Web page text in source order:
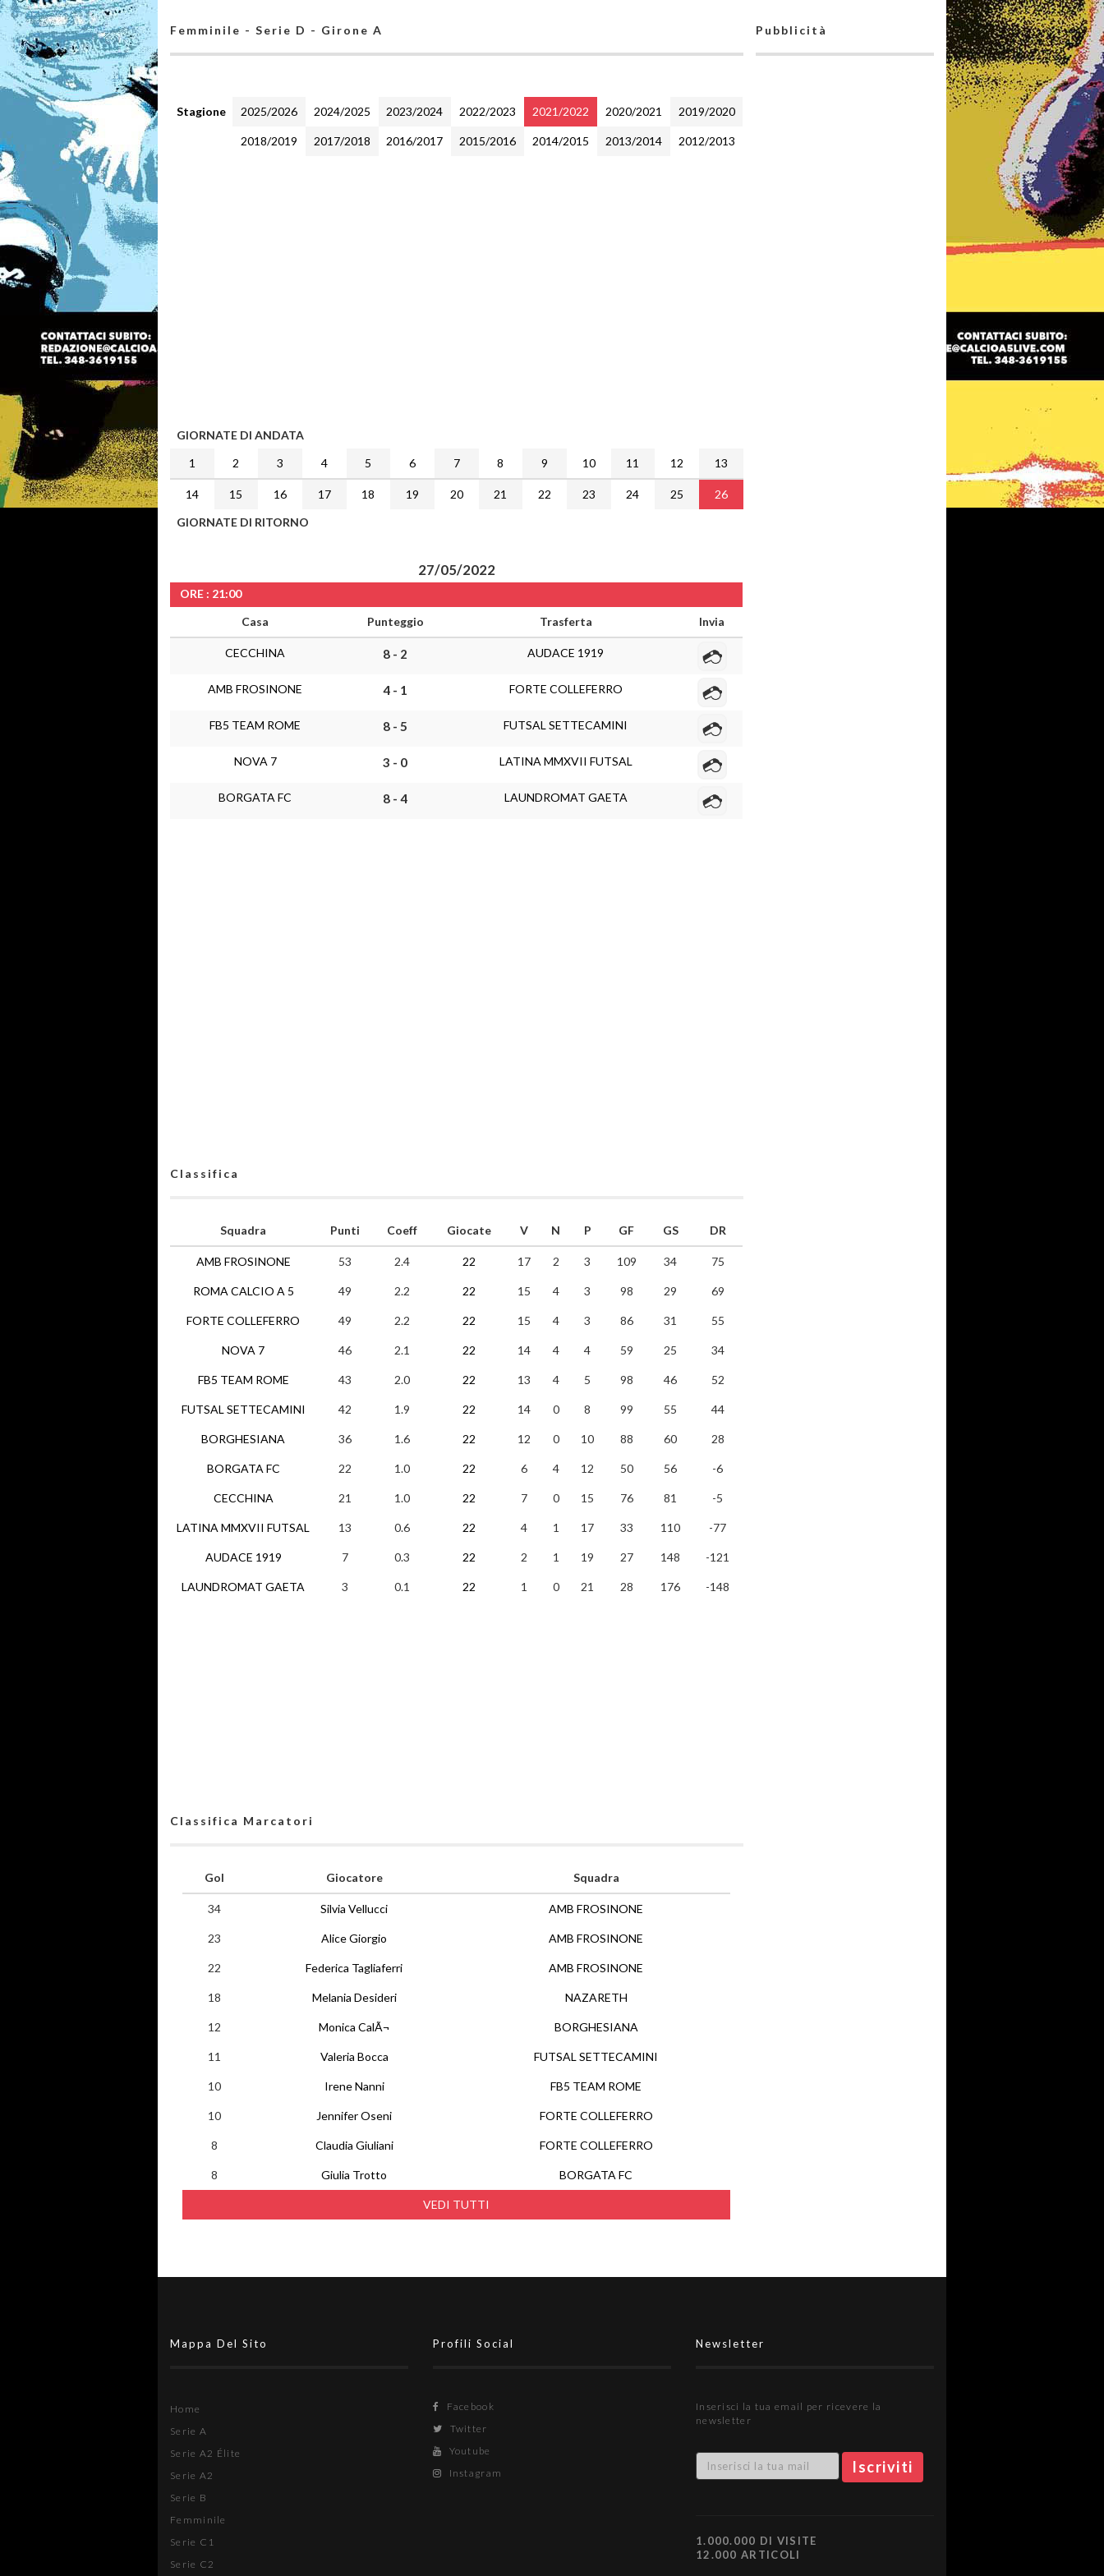
Femminile - Serie D - Girone A
Stagione 2025/2026 2024/2025 2023/2024 2022/2023 2021/2022 2020/2021 2019/2020
2018/2019 2017/2018 2016/2017 2015/2016 2014/2015 2013/2014 2012/2013
GIORNATE DI ANDATA
1
2 3 4 5 6 7 8 9 10 11 12 13
14 15 16 17 18 19 20 21 22 23 24 25
26
GIORNATE DI RITORNO
27/05/2022
ORE : 21:00
Casa
Punteggio Trasferta Invia
CECCHINA 8 - 2 AUDACE 1919
AMB FROSINONE 4 - 1 FORTE COLLEFERRO
FB5 TEAM ROME 8 - 5 FUTSAL SETTECAMINI
NOVA 7 3 - 0 LATINA MMXVII FUTSAL
BORGATA FC 8 - 4 LAUNDROMAT GAETA
Classifica
Squadra
AMB FROSINONE
ROMA CALCIO A 5
FORTE COLLEFERRO
NOVA 7
FB5 TEAM ROME
FUTSAL SETTECAMINI
BORGHESIANA
BORGATA FC
CECCHINA
LATINA MMXVII FUTSAL
AUDACE 1919
LAUNDROMAT GAETA
Punti Coeff Giocate V N P GF GS DR
53 2.4 22 17 2 3 109 34 75
49 2.2 22 15 4 3 98 29 69
49 2.2 22 15 4 3 86 31 55
46 2.1 22 14 4 4 59 25 34
43 2.0 22 13 4 5 98 46 52
42 1.9 22 14 0 8 99 55 44
36 1.6 22 12 0 10 88 60 28
22 1.0 22 6 4 12 50 56 -6
21 1.0 22 7 0 15 76 81 -5
13 0.6 22 4 1 17 33 110 -77
7 0.3 22 2 1 19 27 148 -121
3 0.1 22 1 0 21 28 176 -148
Classifica Marcatori
Gol Giocatore Squadra
VEDI TUTTI
34 Silvia Vellucci AMB FROSINONE
23 Alice Giorgio AMB FROSINONE
22 Federica Tagliaferri AMB FROSINONE
18 Melania Desideri NAZARETH
12 Monica CalÃ¬ BORGHESIANA
11 Valeria Bocca FUTSAL SETTECAMINI
10 Irene Nanni FB5 TEAM ROME
10 Jennifer Oseni FORTE COLLEFERRO
8 Claudia Giuliani FORTE COLLEFERRO
8 Giulia Trotto BORGATA FC
Pubblicità
Mappa Del Sito
Home
Serie A
Serie A2 Élite
Serie A2
Serie B
Femminile
Serie C1
Serie C2
Profili Social
Facebook
Twitter
Youtube
Instagram
Newsletter
Inserisci la tua email per ricevere la
newsletter
1.000.000 DI VISITE
12.000 ARTICOLI